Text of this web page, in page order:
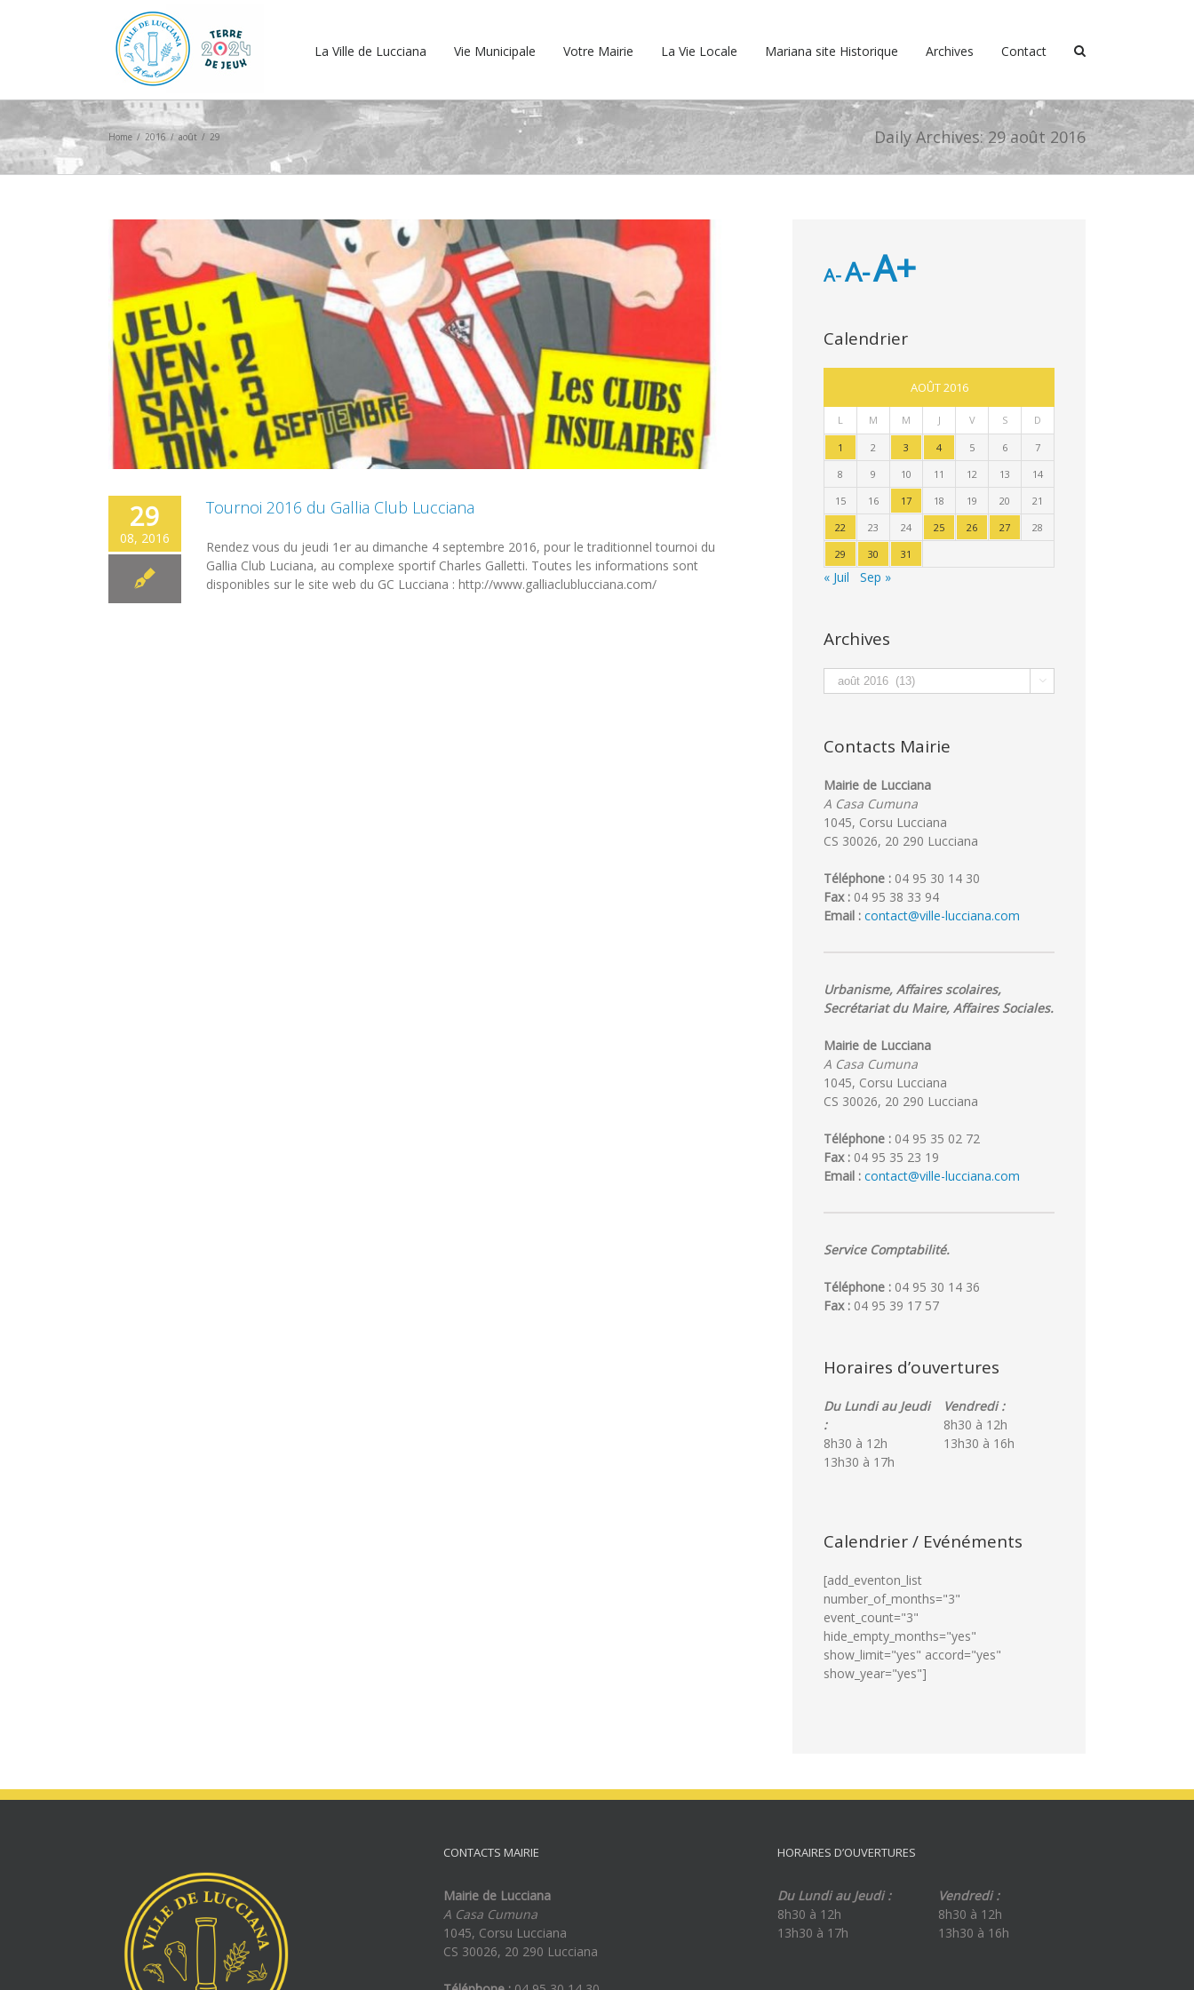
La Ville de Lucciana Vie Municipale Votre Mairie La Vie Locale Mariana site Historique Archives Contact
Daily Archives:29 août 2016
Home / 2016 / août / 29
29
08, 2016
Tournoi 2016 du Gallia Club Lucciana
Rendez vous du jeudi 1er au dimanche 4 septembre 2016, pour le traditionnel tournoi du
Gallia Club Luciana, au complexe sportif Charles Galletti. Toutes les informations sont
disponibles sur le site web du GC Lucciana : http://www.galliaclublucciana.com/
A-A-A+
Calendrier
AOÛT 2016
L M M J V S D
1 2 3 4 5 6
7
8
9 10 11 12 13
14
15
16 17 18 19 20
21
22
23 24 25 26 27
28
29
30 31
« Juil Sep »
Archives
Archives 
Contacts Mairie
Mairie de Lucciana
A Casa Cumuna
1045, Corsu Lucciana
CS 30026, 20 290 Lucciana
Téléphone : 04 95 30 14 30
Fax : 04 95 38 33 94
Email : contact@ville-lucciana.com
Urbanisme, Affaires scolaires,
Secrétariat du Maire, Affaires Sociales.
Mairie de Lucciana
A Casa Cumuna
1045, Corsu Lucciana
CS 30026, 20 290 Lucciana
Téléphone : 04 95 35 02 72
Fax : 04 95 35 23 19
Email : contact@ville-lucciana.com
Service Comptabilité.
Téléphone : 04 95 30 14 36
Fax : 04 95 39 17 57
Horaires d’ouvertures
Du Lundi au Jeudi
:
8h30 à 12h
13h30 à 17h
Vendredi :
8h30 à 12h
13h30 à 16h
Calendrier / Evénéments
[add_eventon_list
number_of_months="3"
event_count="3"
hide_empty_months="yes"
show_limit="yes" accord="yes"
show_year="yes"]
CONTACTS MAIRIE
Mairie de Lucciana
A Casa Cumuna
1045, Corsu Lucciana
CS 30026, 20 290 Lucciana
HORAIRES D’OUVERTURES
Du Lundi au Jeudi :
8h30 à 12h
13h30 à 17h
Vendredi :
8h30 à 12h
13h30 à 16h